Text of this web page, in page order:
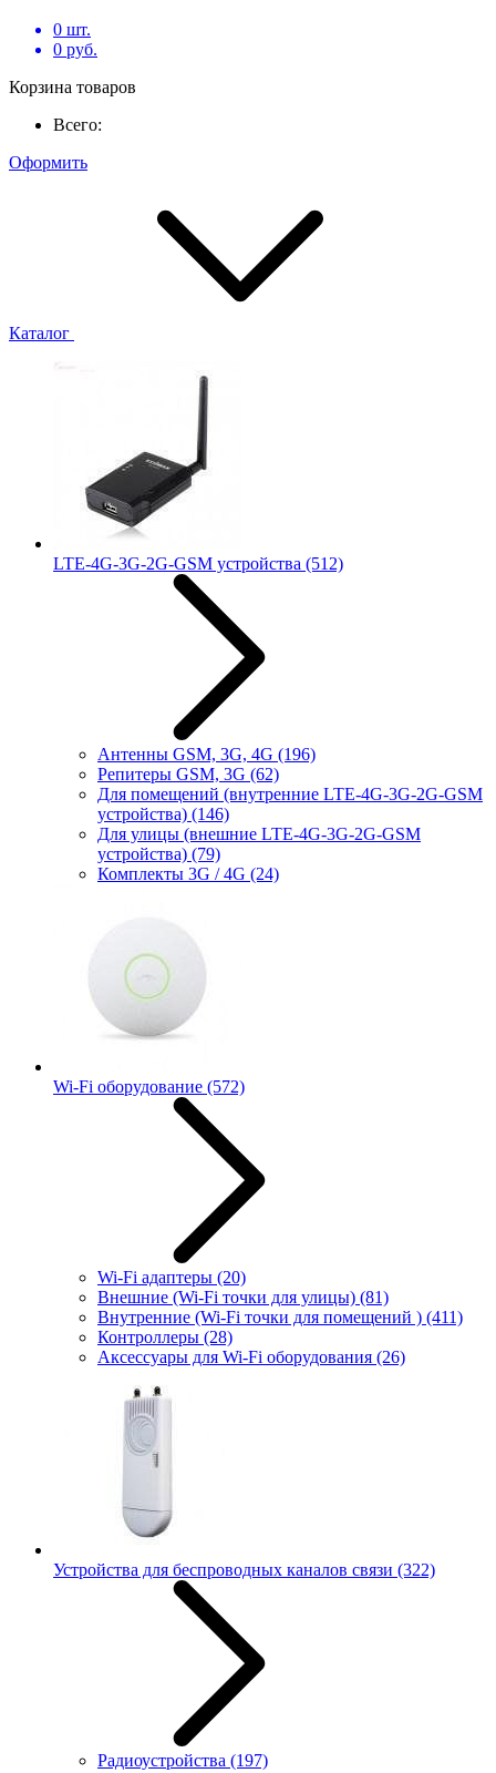
0 шт.
0 руб.
Корзина товаров
Всего:
Оформить
Каталог
LTE-4G-3G-2G-GSM устройства (512)
Антенны GSM, 3G, 4G (196)
Репитеры GSM, 3G (62)
Для помещений (внутренние LTE-4G-3G-2G-GSM
устройства) (146)
Для улицы (внешние LTE-4G-3G-2G-GSM
устройства) (79)
Комплекты 3G / 4G (24)
Wi-Fi оборудование (572)
Wi-Fi адаптеры (20)
Внешние (Wi-Fi точки для улицы) (81)
Внутренние (Wi-Fi точки для помещений ) (411)
Контроллеры (28)
Аксессуары для Wi-Fi оборудования (26)
Устройства для беспроводных каналов связи (322)
Радиоустройства (197)